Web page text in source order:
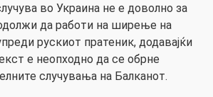
во Украина не е доволно за
да работи на ширење на
рускиот пратеник, додавајќи
е неопходно да се обрне
случувања на Балканот.